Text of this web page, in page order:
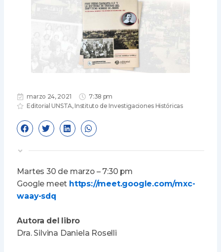
marzo 24, 2021
7:38 pm
Editorial UNSTA,Instituto de Investigaciones Históricas
Martes 30 de marzo – 7:30 pm
Google meet https://meet.google.com/mxc-
waay-sdq
Autora del libro
Dra. Silvina Daniela Roselli